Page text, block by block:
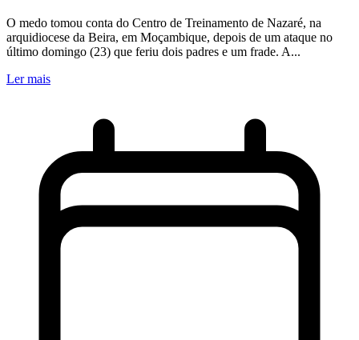
O medo tomou conta do Centro de Treinamento de Nazaré, na
arquidiocese da Beira, em Moçambique, depois de um ataque no
último domingo (23) que feriu dois padres e um frade. A...
Ler mais